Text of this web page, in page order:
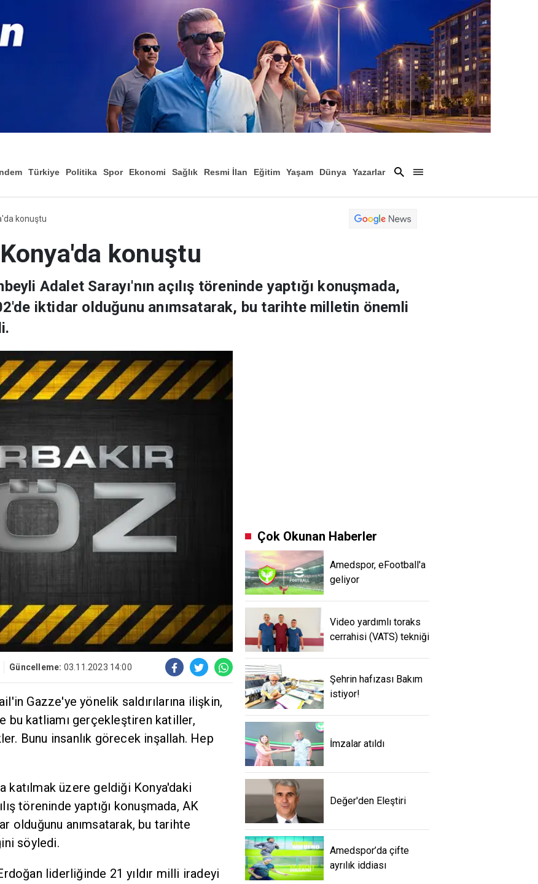
Türkiye Politika Spor Ekonomi Sağlık Resmi İlan Eğitim Yaşam
Dünya
Yazarlar
konuştu
konuştu
Adalet Sarayı'nın açılış töreninde yaptığı konuşmada,
iktidar olduğunu anımsatarak, bu tarihte milletin önemli
Güncelleme: 03.11.2023 14:00
Gazze'ye yönelik saldırılarına ilişkin,
bu katliamı gerçekleştiren katiller,
Bunu insanlık görecek inşallah. Hep
katılmak üzere geldiği Konya'daki
töreninde yaptığı konuşmada, AK
olduğunu anımsatarak, bu tarihte
söyledi.
liderliğinde 21 yıldır milli iradeyi
Çok Okunan Haberler
Amedspor, eFootball'a
geliyor
Video yardımlı toraks
cerrahisi (VATS) tekniği
Şehrin hafızası Bakım
istiyor!
İmzalar atıldı
Değer'den Eleştiri
Amedspor’da çifte
ayrılık iddiası